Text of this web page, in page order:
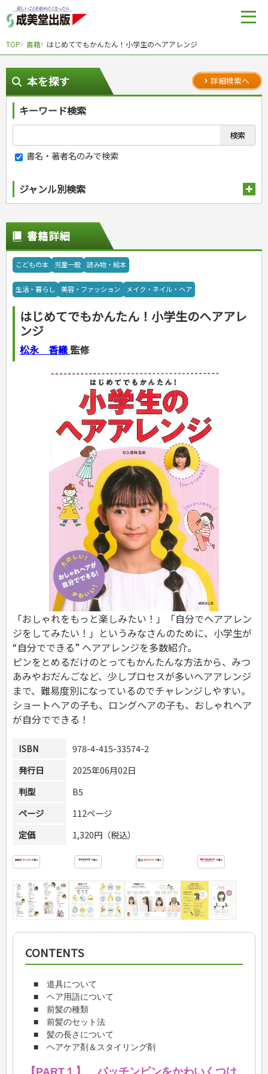
TOP 書籍 はじめてでもかんたん！小学生のヘアアレンジ
本を探す 詳細検索へ
キーワード検索
書名・著者名のみで検索
ジャンル別検索
スポーツ
スポーツルール
野球
ゴルフ
トレーニング
ジュニアスポーツ
その他スポーツ
自然・アウトドア・ペット
アウトドア
犬・猫
ペット・飼育
園芸・野菜づくり
雑学
娯楽・ゲーム・占い
ナンプレ
囲碁・将棋・麻雀
ゲーム・マジック
家相・風水・占い
カルチャー・芸術・趣味
鉄道・車・自転車
音楽・楽器
趣味・鑑賞・カメラ
絵画・デッサン
俳句・詩・ことば
辞典・語学
辞典
語学・旅行会話
運転免許
原付・二輪
普通免許
その他免許
生活・暮らし
料理
料理・レシピ
各国料理
健康メニュー・ダイエット
調理器具クッキング
お菓子・ケーキ・パン
飲み物・お酒
手芸・クラフト
ソーイング
インテリア・ハウジング
美容・ファッション
メイク・ネイル・ヘア
着物・着つけ
冠婚葬祭・スピーチ・マナー
手紙・ペン字
妊娠・出産・育児
妊娠・出産・育児
離乳食・幼児食・こどもレシピ
健康と保育
家庭医学・健康
ツボ・マッサージ
家庭医学・病気
健康知識
栄養事典
看護・介護
看護一般
介護一般
保育・教育
パネルシアター
指導マニュアル
こどもの本
児童一般
なぞなぞ・ゲーム
占い・心理ゲーム
のりもの・ずかん
音と光のでる絵本
夏休みドリル
総復習ドリル
学習・地図
えんぴつちょう
就職活動
就職活動
就職試験
資格試験
検定試験・資格試験
英語検定・TOEIC
簿記検定
ケアマネジャー
介護・社会福祉士
保育士
司法書士・社労士
行政書士・宅建
衛生管理・運行管理
建築・土木
電気・危険物
調理師
スキル・キャリアアップ
危険物取扱者
消防設備士
登録販売者
その他資格試験
ビジネス
経営・経済・法律
ビジネス・法律
簿記・経理・税金・保険
その他ビジネス
ビジネス読み物
国内・海外旅行
その他文庫
ダイアリー
プラチナダイアリー プレステージ
書籍詳細
こどもの本 児童一般 読み物・絵本
生活・暮らし 美容・ファッション メイク・ネイル・ヘア
はじめてでもかんたん！小学生のヘアアレ
ンジ
松永 香織 監修
「おしゃれをもっと楽しみたい！」「自分でヘアアレン
ジをしてみたい！」というみなさんのために、小学生が
“自分でできる” ヘアアレンジを多数紹介。
ピンをとめるだけのとってもかんたんな方法から、みつ
あみやおだんごなど、少しプロセスが多いヘアアレンジ
まで、難易度別になっているのでチャレンジしやすい。
ショートヘアの子も、ロングヘアの子も、おしゃれヘア
が自分でできる！
ISBN
978-4-415-33574-2
発行日
2025年06月02日
判型
B5
ページ
112ページ
定価
1,320円（税込）
CONTENTS
■ 道具について
■ ヘア用語について
■ 前髪の種類
■ 前髪のセット法
■ 髪の長さについて
■ ヘアケア剤＆スタイリング剤